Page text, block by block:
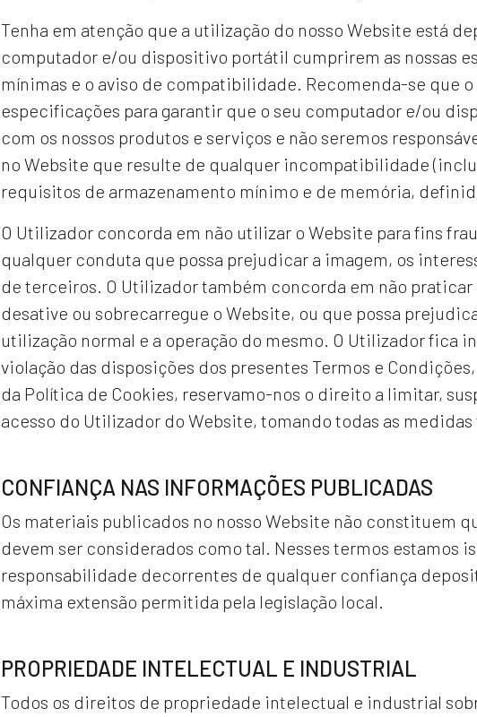
Tenha em atenção que a utilização do nosso Website está
computador e/ou dispositivo portátil cumprirem as nossas
mínimas e o aviso de compatibilidade. Recomenda-se que
especificações para garantir que o seu computador e/ou
com os nossos produtos e serviços e não seremos
no Website que resulte de qualquer incompatibilidade
requisitos de armazenamento mínimo e de memória,
O Utilizador concorda em não utilizar o Website para fins
qualquer conduta que possa prejudicar a imagem, os
de terceiros. O Utilizador também concorda em não
desative ou sobrecarregue o Website, ou que possa
utilização normal e a operação do mesmo. O Utilizador fica
violação das disposições dos presentes Termos e
da Política de Cookies, reservamo-nos o direito a limitar,
acesso do Utilizador do Website, tomando todas as
CONFIANÇA NAS INFORMAÇÕES PUBLICADAS
Os materiais publicados no nosso Website não constituem
devem ser considerados como tal. Nesses termos estamos
responsabilidade decorrentes de qualquer confiança
máxima extensão permitida pela legislação local.
PROPRIEDADE INTELECTUAL E INDUSTRIAL
Todos os direitos de propriedade intelectual e industrial